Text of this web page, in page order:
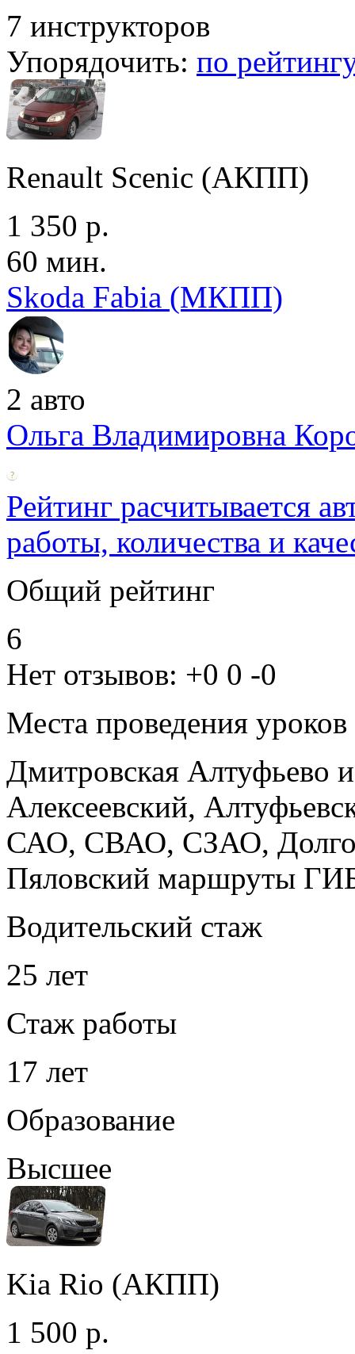
7 инструкторов
Упорядочить: по
Renault Scenic (АКПП)
1 350 р.
60 мин.
Skoda Fabia (МКПП)
2 авто
Ольга Владимировна
Рейтинг расчитывается
работы, количества и
Общий рейтинг
6
Нет отзывов: +0 0 -0
Места проведения уроков
Дмитровская Алтуфьево
Алексеевский,
САО, СВАО, СЗАО,
Пяловский маршруты
Водительский стаж
25 лет
Стаж работы
17 лет
Образование
Высшее
Kia Rio (АКПП)
1 500 р.